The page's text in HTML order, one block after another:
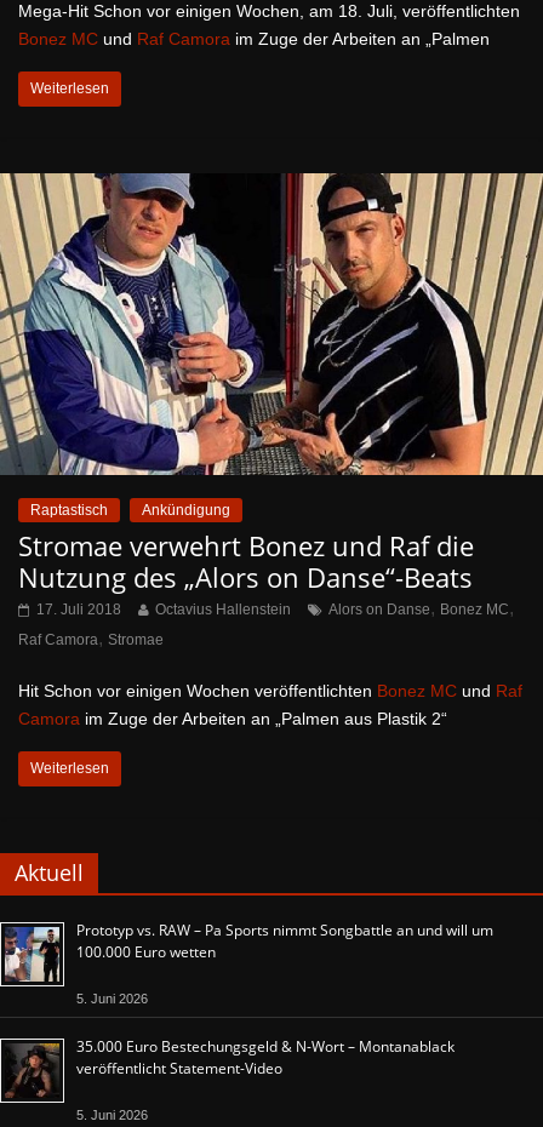
Mega-Hit Schon vor einigen Wochen, am 18. Juli, veröffentlichten
Bonez MC und Raf Camora im Zuge der Arbeiten an „Palmen
Weiterlesen
Raptastisch Ankündigung
Stromae verwehrt Bonez und Raf die
Nutzung des „Alors on Danse“-Beats
17. Juli 2018 Octavius Hallenstein Alors on Danse, Bonez MC,
Raf Camora, Stromae
Hit Schon vor einigen Wochen veröffentlichten Bonez MC und Raf
Camora im Zuge der Arbeiten an „Palmen aus Plastik 2“
Weiterlesen
Aktuell
Prototyp vs. RAW – Pa Sports nimmt Songbattle an und will um
100.000 Euro wetten
5. Juni 2026
35.000 Euro Bestechungsgeld & N-Wort – Montanablack
veröffentlicht Statement-Video
5. Juni 2026